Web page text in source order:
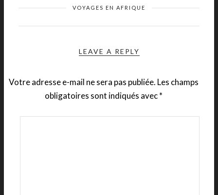
VOYAGES EN AFRIQUE
LEAVE A REPLY
Votre adresse e-mail ne sera pas publiée. Les champs
obligatoires sont indiqués avec*